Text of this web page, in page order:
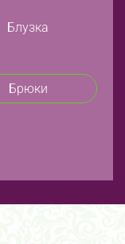
Блузка
Брюки